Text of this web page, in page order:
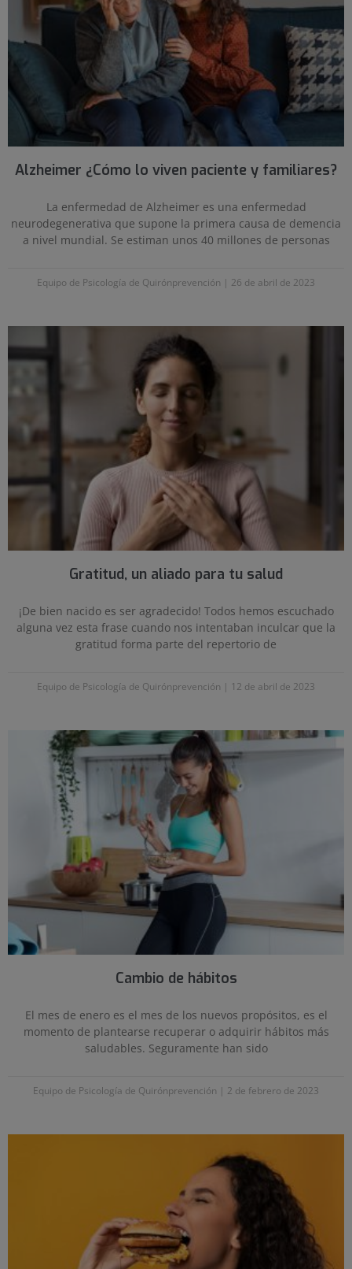
Alzheimer ¿Cómo lo viven paciente y familiares?
Equipo de Psicología de Quirónprevención 26 de abril de 2023
La enfermedad de Alzheimer es una enfermedad
neurodegenerativa que supone la primera causa de demencia
a nivel mundial. Se estiman unos 40 millones de personas
Gratitud, un aliado para tu salud
Equipo de Psicología de Quirónprevención 12 de abril de 2023
¡De bien nacido es ser agradecido! Todos hemos escuchado
alguna vez esta frase cuando nos intentaban inculcar que la
gratitud forma parte del repertorio de
Cambio de hábitos
Equipo de Psicología de Quirónprevención 2 de febrero de 2023
El mes de enero es el mes de los nuevos propósitos, es el
momento de plantearse recuperar o adquirir hábitos más
saludables. Seguramente han sido